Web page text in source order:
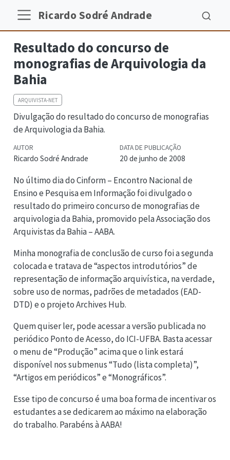
Ricardo Sodré Andrade
Resultado do concurso de
monografias de Arquivologia da
Bahia
ARQUIVISTA-NET
Divulgação do resultado do concurso de monografias
de Arquivologia da Bahia.
AUTOR
Ricardo Sodré Andrade
DATA DE PUBLICAÇÃO
20 de junho de 2008
No último dia do Cinform – Encontro Nacional de
Ensino e Pesquisa em Informação foi divulgado o
resultado do primeiro concurso de monografias de
arquivologia da Bahia, promovido pela Associação dos
Arquivistas da Bahia – AABA.
Minha monografia de conclusão de curso foi a segunda
colocada e tratava de “aspectos introdutórios” de
representação de informação arquivística, na verdade,
sobre uso de normas, padrões de metadados (EAD-
DTD) e o projeto Archives Hub.
Quem quiser ler, pode acessar a versão publicada no
periódico Ponto de Acesso, do ICI-UFBA. Basta acessar
o menu de “Produção” acima que o link estará
disponível nos submenus “Tudo (lista completa)”,
“Artigos em periódicos” e “Monográficos”.
Esse tipo de concurso é uma boa forma de incentivar os
estudantes a se dedicarem ao máximo na elaboração
do trabalho. Parabéns à AABA!